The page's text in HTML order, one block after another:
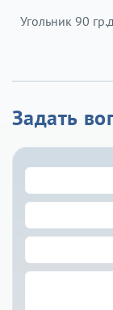
Угольник 90
Задать